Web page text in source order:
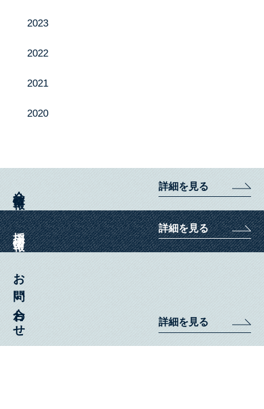
2023
2022
2021
2020
詳細を見る
採用情報 詳細を見る
お問い合わせ 詳細を見る